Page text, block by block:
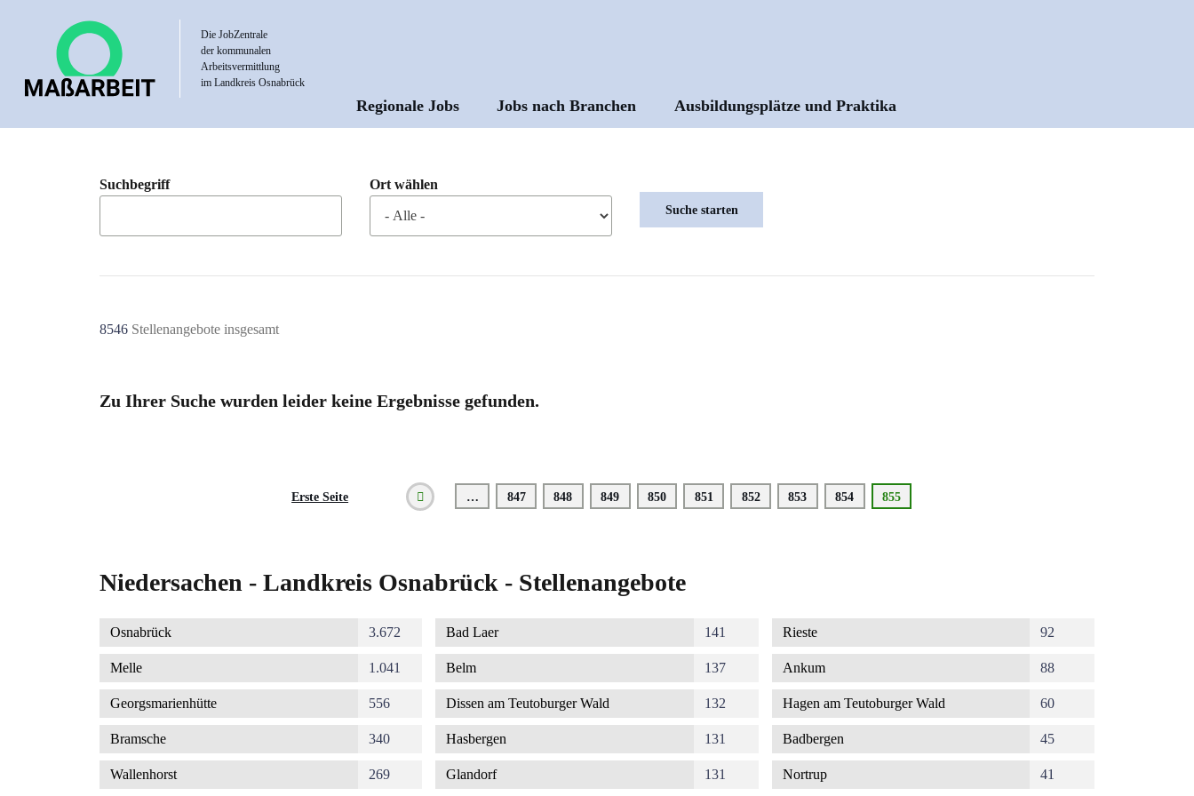
Die JobZentrale
der kommunalen
Arbeitsvermittlung
im Landkreis Osnabrück
Hauptnavigation
Regionale Jobs Jobs nach Branchen Ausbildungsplätze und Praktika
Suchbegriff Ort wählen
8546 Stellenangebote insgesamt
Zu Ihrer Suche wurden leider keine Ergebnisse gefunden.
SeitennummerierungErste
Erste Seite
Vorherige
Seite
… Seite
847 Seite
848 Seite
849 Seite
850 Seite
851 Seite
852 Seite
853 Seite
854
Aktuelle
Seite
855
Niedersachen - Landkreis Osnabrück - Stellenangebote
Osnabrück 3.672
Melle 1.041
Georgsmarienhütte 556
Bramsche 340
Wallenhorst 269
Bad Laer 141
Belm 137
Dissen am Teutoburger Wald 132
Hasbergen 131
Glandorf 131
Rieste 92
Ankum 88
Hagen am Teutoburger Wald 60
Badbergen 45
Nortrup 41